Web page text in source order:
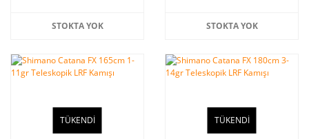
STOKTA YOK STOKTA YOK
TÜKENDİ TÜKENDİ